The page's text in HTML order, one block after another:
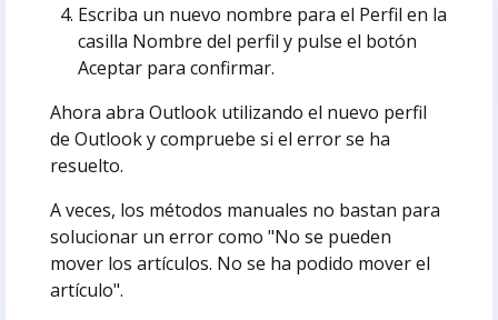
Escriba un nuevo nombre para el Perfil en la
casilla Nombre del perfil y pulse el botón
Aceptar para confirmar.
Ahora abra Outlook utilizando el nuevo perfil
de Outlook y compruebe si el error se ha
resuelto.
A veces, los métodos manuales no bastan para
solucionar un error como "No se pueden
mover los artículos. No se ha podido mover el
artículo".